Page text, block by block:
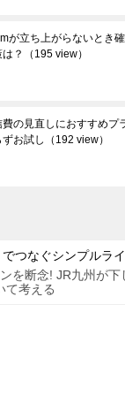
が立ち上がらないとき
？
（195 view）
費の見直しにおすすめプ
お試し
（192 view）
つなぐシンプルラ
を断念! JR九州が
て考える